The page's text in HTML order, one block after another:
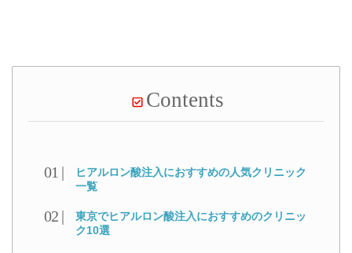
Contents
ヒアルロン酸注入におすすめの人気クリニック
一覧
東京でヒアルロン酸注入におすすめのクリニッ
ク10選